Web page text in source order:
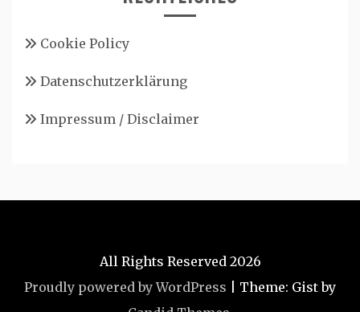
Cookie Policy
Datenschutzerklärung
Impressum / Disclaimer
All Rights Reserved 2026
Proudly powered by WordPress
Theme: Gist by